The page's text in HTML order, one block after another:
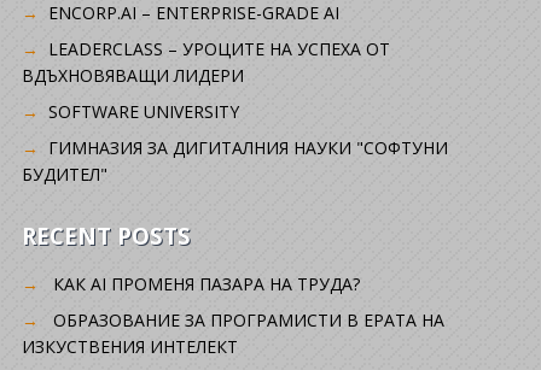
ENCORP.AI – ENTERPRISE-GRADE AI
LEADERCLASS – УРОЦИТЕ НА УСПЕХА ОТ
ВДЪХНОВЯВАЩИ ЛИДЕРИ
SOFTWARE UNIVERSITY
ГИМНАЗИЯ ЗА ДИГИТАЛНИЯ НАУКИ "СОФТУНИ
БУДИТЕЛ"
RECENT POSTS
КАК AI ПРОМЕНЯ ПАЗАРА НА ТРУДА?
ОБРАЗОВАНИЕ ЗА ПРОГРАМИСТИ В ЕРАТА НА
ИЗКУСТВЕНИЯ ИНТЕЛЕКТ